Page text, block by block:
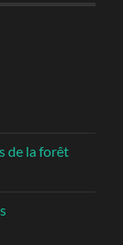
de la forêt